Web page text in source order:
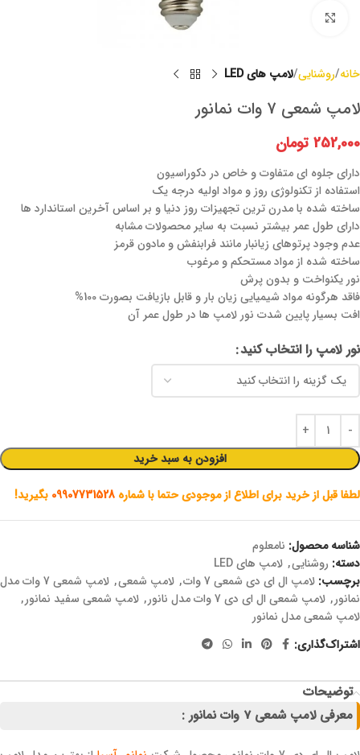
خانه روشنایی لامپ های LED
لامپ شمعی 7 وات نمانور
252,000 تومان
دارای جلوه ای متفاوت و خاص در دکوراسیون
استفاده از تکنولوژی روز و مواد اولیه درجه یک
ساخته شده با مدرن ترین تجهیزات روز دنیا و بر اساس آخرین استاندارد ها
دارای طول عمر بیشتر نسبت به سایر محصولات مشابه
عدم وجود پرتوهای زیانبار مانند فرابنفش و مادون قرمز
ساخته شده از مواد مستحکم و مرغوب
نور یکنواخت و بدون پرش
فاقد هرگونه مواد شیمیایی زیان بار و قابل بازیافت بصورت 100%
افت بسیار پایین شدت نور لامپ ها در طول عمر آن
نور لامپ را انتخاب کنید
افزودن به سبد خرید
لطفا قبل از خرید برای اطلاع از موجودی حتما با شماره 09907731528 بگیرید!
شناسه محصول: نامعلوم
دسته: روشنایی, لامپ های LED
برچسب: لامپ ال ای دی شمعی 7 وات , لامپ شمعی,
لامپ شمعی 7 وات مدل
نمانور, لامپ شمعی ال ای دی 7 وات مدل نانور , لامپ شمعی سفید نمانور,
لامپ شمعی مدل نمانور
اشتراک‌گذاری:
توضیحات
معرفی لامپ شمعی 7 وات نمانور :